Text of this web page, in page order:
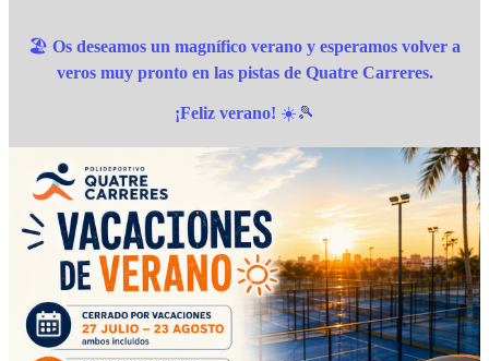
🏖️ Os deseamos un magnífico verano y esperamos volver a
veros muy pronto en las pistas de Quatre Carreres.
¡Feliz verano! ☀️🎾